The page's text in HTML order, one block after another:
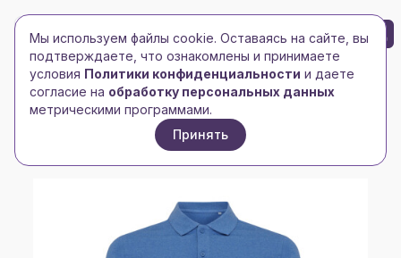
Toggle navigation
Toggle navigation
БРЕНД-ЛОГО 0
Главная/xindao /
Рубашка поло Iqoniq Yosemite из переработанного
хлопка-пике, унисекс, 220 г/м²
Мы используем файлы cookie. Оставаясь на сайте, вы
подтверждаете, что ознакомлены и принимаете
условия Политики конфиденциальности и даете
согласие на обработку персональных данных
метрическими программами.
Принять